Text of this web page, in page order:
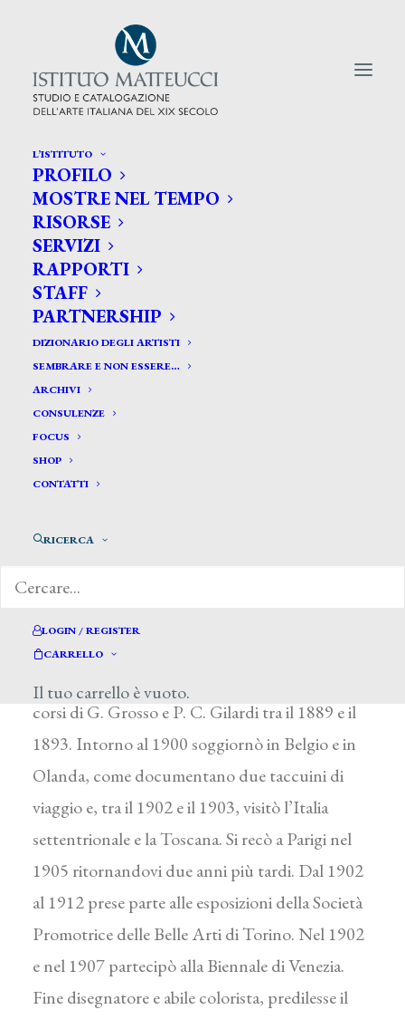
L’ISTITUTO
PROFILO
MOSTRE NEL TEMPO
RISORSE
SERVIZI
RAPPORTI
STAFF
PARTNERSHIP
DIZIONARIO DEGLI ARTISTI
SEMBRARE E NON ESSERE…
ARCHIVI
CONSULENZE
FOCUS
SHOP
CONTATTI
RICERCA
LOGIN / REGISTER
CARRELLO
Il tuo carrello è vuoto.
CERCA TRA GLI ARTISTI:
Search
for:
BOCCARDO FEDERICO
1912
Frequentò all’Accademia Albertina di Torino i
corsi di G. Grosso e P. C. Gilardi tra il 1889 e il
1893. Intorno al 1900 soggiornò in Belgio e in
Olanda, come documentano due taccuini di
viaggio e, tra il 1902 e il 1903, visitò l’Italia
settentrionale e la Toscana. Si recò a Parigi nel
1905 ritornandovi due anni più tardi. Dal 1902
al 1912 prese parte alle esposizioni della Società
Promotrice delle Belle Arti di Torino. Nel 1902
e nel 1907 partecipò alla Biennale di Venezia.
Fine disegnatore e abile colorista, predilesse il